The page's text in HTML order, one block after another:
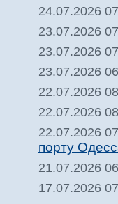
24.07.2026
23.07.2026
23.07.2026
23.07.2026
22.07.2026
22.07.2026
22.07.2026
порту
21.07.2026
17.07.2026